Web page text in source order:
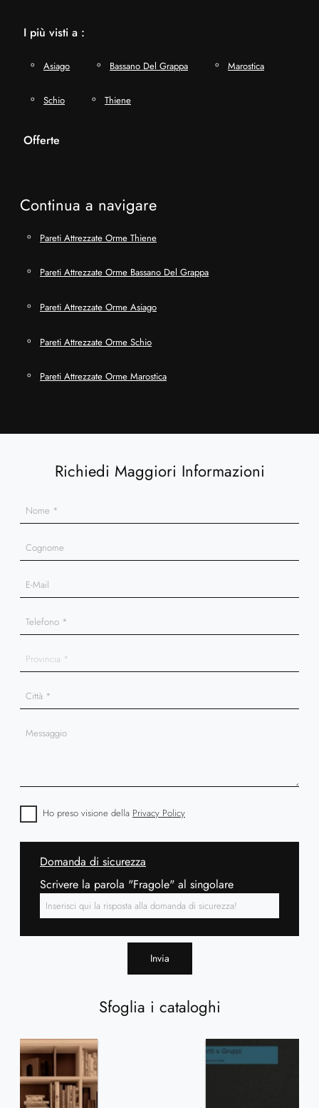
I più visti a :
Asiago Bassano Del Grappa Marostica
Schio Thiene
Offerte
Continua a navigare
Pareti Attrezzate Orme Thiene
Pareti Attrezzate Orme Bassano Del Grappa
Pareti Attrezzate Orme Asiago
Pareti Attrezzate Orme Schio
Pareti Attrezzate Orme Marostica
Sfoglia i cataloghi
Richiedi Maggiori Informazioni
Ho preso visione della Privacy Policy
Domanda di sicurezza
Scrivere la parola "Fragole" al singolare
Invia